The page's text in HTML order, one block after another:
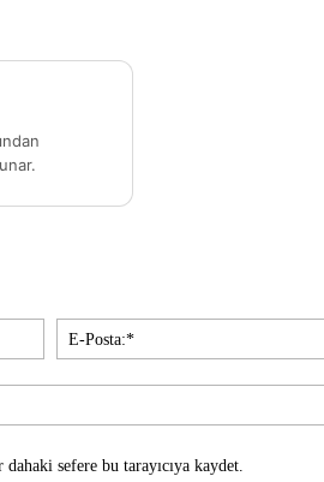
İsim:*
sefere bu tarayıcıya kaydet.